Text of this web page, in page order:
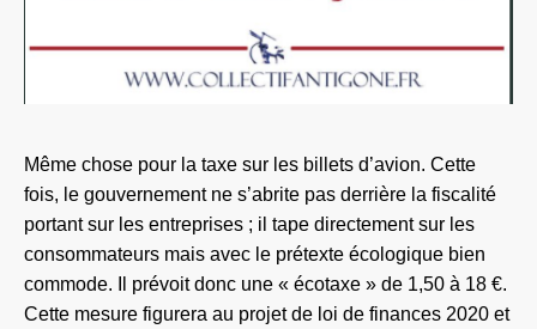
Même chose pour la taxe sur les billets d’avion. Cette
fois, le gouvernement ne s’abrite pas derrière la fiscalité
portant sur les entreprises ; il tape directement sur les
consommateurs mais avec le prétexte écologique bien
commode. Il prévoit donc une « écotaxe » de 1,50 à 18 €.
Cette mesure figurera au projet de loi de finances 2020 et